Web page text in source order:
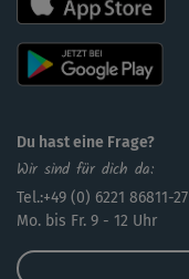
Du hast eine Frage?
Wir sind für dich da:
Tel.:+49 (0) 6221 86811-27
Mo. bis Fr. 9 - 12 Uhr